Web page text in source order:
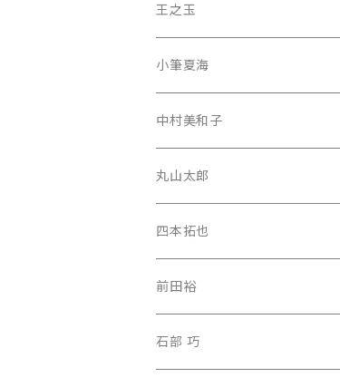
王之玉
小筆夏海
中村美和子
丸山太郎
四本拓也
前田裕
石部 巧